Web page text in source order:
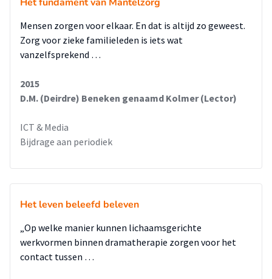
Mensen zorgen voor elkaar. En dat is altijd zo geweest.
Zorg voor zieke familieleden is iets wat
vanzelfsprekend …
2015
D.M. (Deirdre) Beneken genaamd Kolmer (Lector)
ICT & Media
Bijdrage aan periodiek
Het leven beleefd beleven
„Op welke manier kunnen lichaamsgerichte
werkvormen binnen dramatherapie zorgen voor het
contact tussen …